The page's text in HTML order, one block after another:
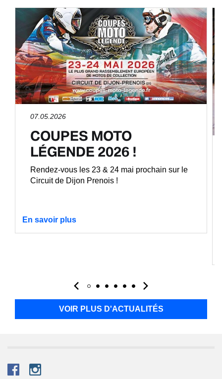
07.05.2026
COUPES MOTO
LÉGENDE 2026 !
Rendez-vous les 23 & 24 mai prochain sur le
Circuit de Dijon Prenois !
En savoir plus
VOIR PLUS D'ACTUALITÉS